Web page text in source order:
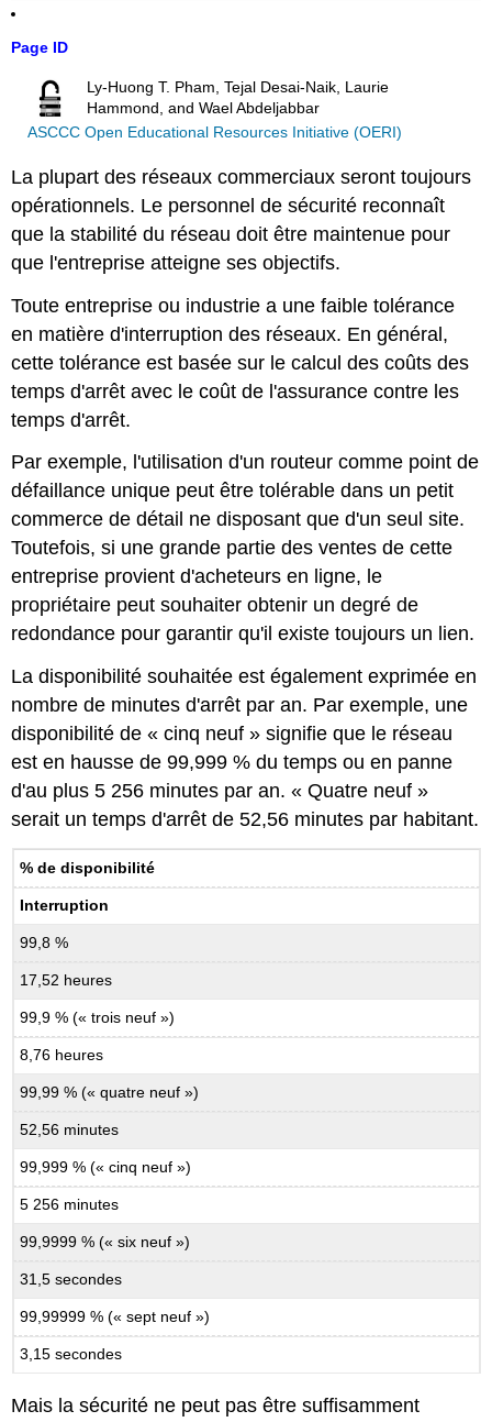
Page ID
Ly-Huong T. Pham, Tejal Desai-Naik, Laurie
Hammond, and Wael Abdeljabbar
ASCCC Open Educational Resources Initiative (OERI)
La plupart des réseaux commerciaux seront toujours
opérationnels. Le personnel de sécurité reconnaît
que la stabilité du réseau doit être maintenue pour
que l'entreprise atteigne ses objectifs.
Toute entreprise ou industrie a une faible tolérance
en matière d'interruption des réseaux. En général,
cette tolérance est basée sur le calcul des coûts des
temps d'arrêt avec le coût de l'assurance contre les
temps d'arrêt.
Par exemple, l'utilisation d'un routeur comme point de
défaillance unique peut être tolérable dans un petit
commerce de détail ne disposant que d'un seul site.
Toutefois, si une grande partie des ventes de cette
entreprise provient d'acheteurs en ligne, le
propriétaire peut souhaiter obtenir un degré de
redondance pour garantir qu'il existe toujours un lien.
La disponibilité souhaitée est également exprimée en
nombre de minutes d'arrêt par an. Par exemple, une
disponibilité de « cinq neuf » signifie que le réseau
est en hausse de 99,999 % du temps ou en panne
d'au plus 5 256 minutes par an. « Quatre neuf »
serait un temps d'arrêt de 52,56 minutes par habitant.
% de disponibilité
Interruption
99,8 %
17,52 heures
99,9 % (« trois neuf »)
8,76 heures
99,99 % (« quatre neuf »)
52,56 minutes
99,999 % (« cinq neuf »)
5 256 minutes
99,9999 % (« six neuf »)
31,5 secondes
99,99999 % (« sept neuf »)
3,15 secondes
Mais la sécurité ne peut pas être suffisamment